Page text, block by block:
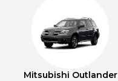
Mitsubishi Outlander